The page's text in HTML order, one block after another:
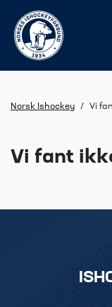
Norsk Ishockey / Vi
Vi fant